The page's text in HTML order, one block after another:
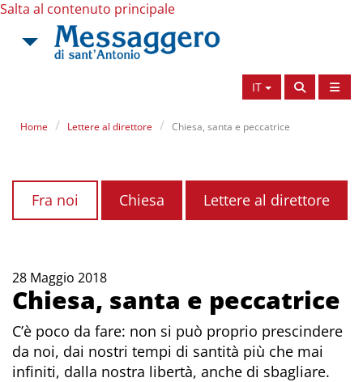
Salta al contenuto principale
IT
Home Lettere al direttore Chiesa, santa e peccatrice
Fra noi Chiesa Lettere al direttore
28 Maggio 2018
Chiesa, santa e peccatrice
C’è poco da fare: non si può proprio prescindere
da noi, dai nostri tempi di santità più che mai
infiniti, dalla nostra libertà, anche di sbagliare.